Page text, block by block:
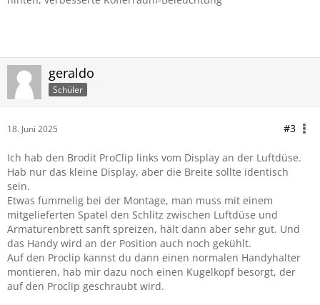
geraldo
Schüler
18. Juni 2025 #3
Ich hab den Brodit ProClip links vom Display an der Luftdüse.
Hab nur das kleine Display, aber die Breite sollte identisch
sein.
Etwas fummelig bei der Montage, man muss mit einem
mitgelieferten Spatel den Schlitz zwischen Luftdüse und
Armaturenbrett sanft spreizen, hält dann aber sehr gut. Und
das Handy wird an der Position auch noch gekühlt.
Auf den Proclip kannst du dann einen normalen Handyhalter
montieren, hab mir dazu noch einen Kugelkopf besorgt, der
auf den Proclip geschraubt wird.